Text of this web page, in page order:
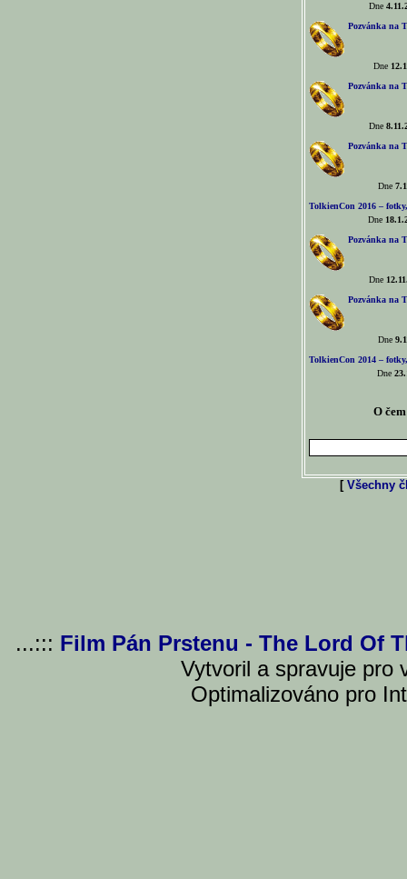
Dne
Pozvánka na
Dne
Pozvánka na
Dne
Pozvánka na
Dne
TolkienCon 2016 –
Dne
Pozvánka na
Dne
Pozvánka na
Dne
TolkienCon 2014 –
Dne
O
[ Všechny
...::: Film Pán Prstenu - The Lord Of
Vytvoril a spravuje pro
Optimalizováno pro